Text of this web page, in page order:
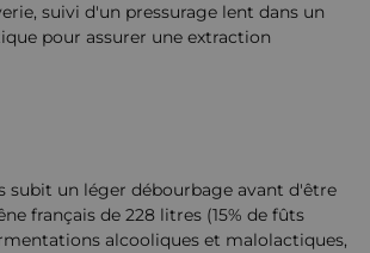
suivi d'un pressurage lent dans un
pour assurer une extraction
subit un léger débourbage avant d'être
français de 228 litres (15% de fûts
alcooliques et malolactiques,